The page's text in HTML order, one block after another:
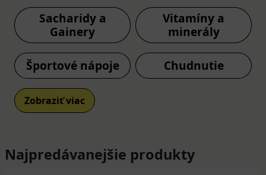
pokles hmotnosti.
Pre profesionálnych ale aj rekreačných športovcov sú
určené rôzne doplnky na zlepšenie fyzickej výkonnosti,
dlhšiu výdrž, rýchlejšiu regenerácie ale aj podporu
mobility tela a zníženia rizika bolesti kĺbov. Vybrať si
môžete z rôznychšportových nápojov
regeneračné, energetické,nápoje vhodné počas
tréningu, gélové alebo iontové) s komplexným
Sacharidy a
Gainery
Vitamíny a
minerály
Športové nápoje Chudnutie
Zobraziť viac
Najpredávanejšie produkty